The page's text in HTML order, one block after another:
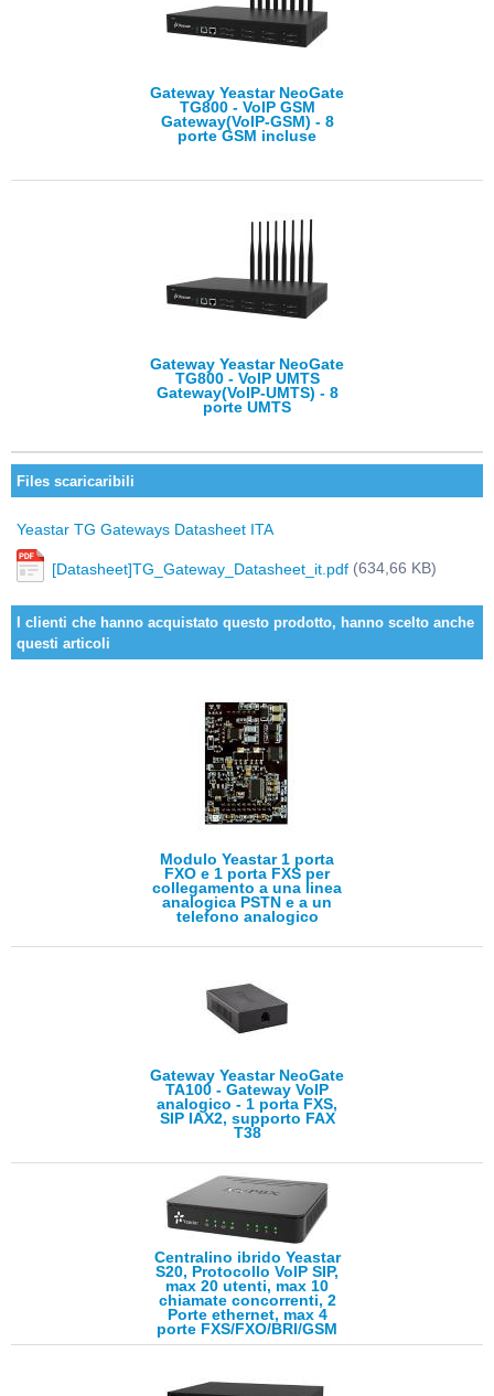
Gateway Yeastar NeoGate
TG800 - VoIP GSM
Gateway(VoIP-GSM) - 8
porte GSM incluse
Gateway Yeastar NeoGate
TG800 - VoIP UMTS
Gateway(VoIP-UMTS) - 8
porte UMTS
Files scaricaribili
Yeastar TG Gateways Datasheet ITA
[Datasheet]TG_Gateway_Datasheet_it.pdf (634,66 KB)
I clienti che hanno acquistato questo prodotto, hanno scelto anche
questi articoli
Modulo Yeastar 1 porta
FXO e 1 porta FXS per
collegamento a una linea
analogica PSTN e a un
telefono analogico
Gateway Yeastar NeoGate
TA100 - Gateway VoIP
analogico - 1 porta FXS,
SIP IAX2, supporto FAX
T38
Centralino ibrido Yeastar
S20, Protocollo VoIP SIP,
max 20 utenti, max 10
chiamate concorrenti, 2
Porte ethernet, max 4
porte FXS/FXO/BRI/GSM